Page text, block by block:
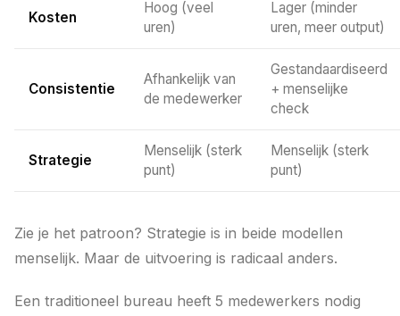
Kosten
Hoog (veel
uren)
Lager (minder
uren, meer output)
Consistentie
Afhankelijk van
de medewerker
Gestandaardiseerd
+ menselijke
check
Strategie
Menselijk (sterk
punt)
Menselijk (sterk
punt)
Zie je het patroon? Strategie is in beide modellen
menselijk. Maar de uitvoering is radicaal anders.
Een traditioneel bureau heeft 5 medewerkers nodig